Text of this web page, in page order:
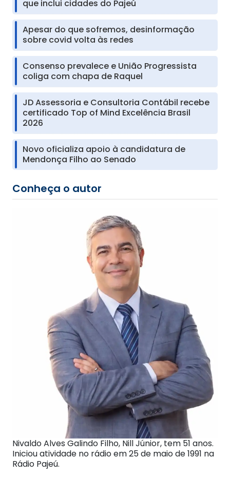
que inclui cidades do Pajeú
Apesar do que sofremos, desinformação
sobre covid volta às redes
Consenso prevalece e União Progressista
coliga com chapa de Raquel
JD Assessoria e Consultoria Contábil recebe
certificado Top of Mind Excelência Brasil
2026
Novo oficializa apoio à candidatura de
Mendonça Filho ao Senado
Conheça o autor
Nivaldo Alves Galindo Filho, Nill Júnior, tem 51 anos.
Iniciou atividade no rádio em 25 de maio de 1991 na
Rádio Pajeú.